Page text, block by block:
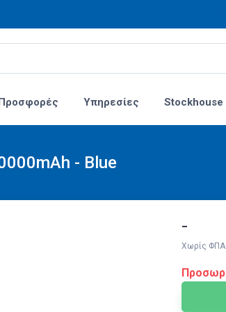
Υπηρεσίες Stockhouse
- Blue
-
Χωρίς